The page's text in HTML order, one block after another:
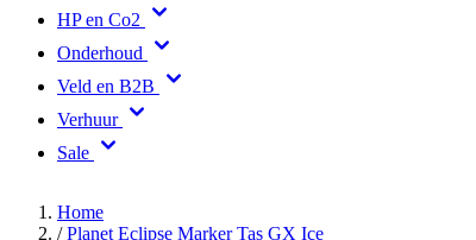
HP en Co2
Onderhoud
Veld en B2B
Verhuur
Sale
Home
/ Planet Eclipse Marker Tas GX Ice